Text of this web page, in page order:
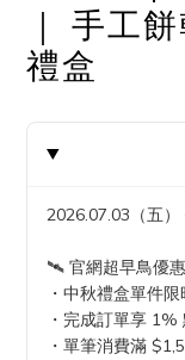
｜ 手工
禮盒
2026.07.03（五）
🛰️ 官網超早鳥優惠
・中秋禮盒單件
・完成訂單享 1%
・單筆消費滿